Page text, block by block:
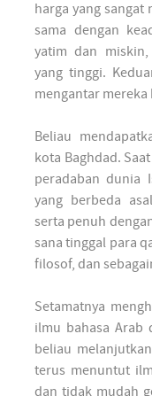
harga yang sangat
sama dengan
yatim dan
yang tinggi.
mengantar
Beliau
kota Baghdad.
peradaban dunia
yang berbeda
serta penuh
sana tinggal para
filosof, dan
Setamatnya
ilmu bahasa Arab
beliau
terus menuntut
dan tidak mudah